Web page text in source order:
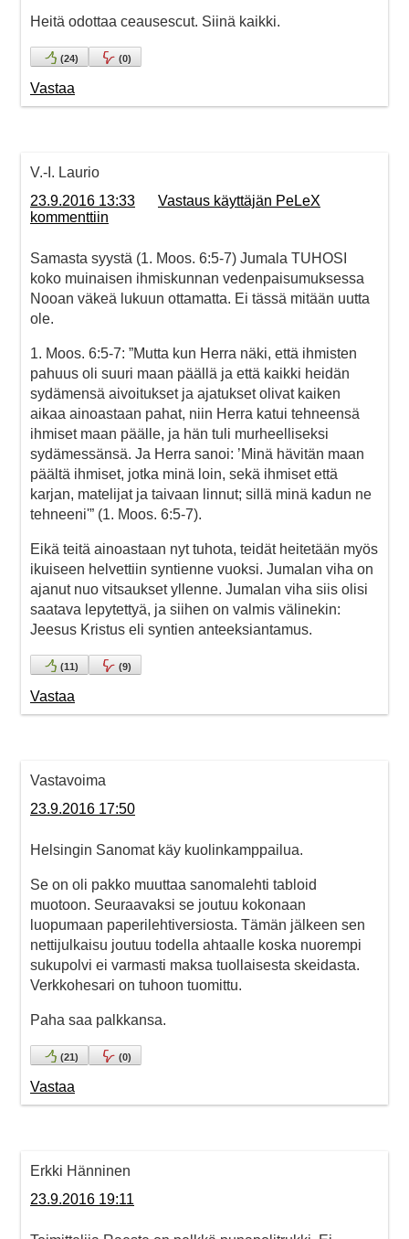
Heitä odottaa ceausescut. Siinä kaikki.
(24) (0)
Vastaa
V.-I. Laurio
23.9.2016 13:33
Vastaus käyttäjän PeLeX
kommenttiin
Samasta syystä (1. Moos. 6:5-7) Jumala TUHOSI
koko muinaisen ihmiskunnan vedenpaisumuksessa
Nooan väkeä lukuun ottamatta. Ei tässä mitään uutta
ole.
1. Moos. 6:5-7: ”Mutta kun Herra näki, että ihmisten
pahuus oli suuri maan päällä ja että kaikki heidän
sydämensä aivoitukset ja ajatukset olivat kaiken
aikaa ainoastaan pahat, niin Herra katui tehneensä
ihmiset maan päälle, ja hän tuli murheelliseksi
sydämessänsä. Ja Herra sanoi: ’Minä hävitän maan
päältä ihmiset, jotka minä loin, sekä ihmiset että
karjan, matelijat ja taivaan linnut; sillä minä kadun ne
tehneeni'” (1. Moos. 6:5-7).
Eikä teitä ainoastaan nyt tuhota, teidät heitetään myös
ikuiseen helvettiin syntienne vuoksi. Jumalan viha on
ajanut nuo vitsaukset yllenne. Jumalan viha siis olisi
saatava lepytettyä, ja siihen on valmis välinekin:
Jeesus Kristus eli syntien anteeksiantamus.
(11) (9)
Vastaa
Vastavoima
23.9.2016 17:50
Helsingin Sanomat käy kuolinkamppailua.
Se on oli pakko muuttaa sanomalehti tabloid
muotoon. Seuraavaksi se joutuu kokonaan
luopumaan paperilehtiversiosta. Tämän jälkeen sen
nettijulkaisu joutuu todella ahtaalle koska nuorempi
sukupolvi ei varmasti maksa tuollaisesta skeidasta.
Verkkohesari on tuhoon tuomittu.
Paha saa palkkansa.
(21) (0)
Vastaa
Erkki Hänninen
23.9.2016 19:11